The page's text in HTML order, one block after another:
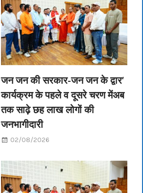
जन जन की सरकार-जन जन के द्वार’
कार्यक्रम के पहले व दूसरे चरण मेंअब
तक साढ़े छह लाख लोगों की
जनभागीदारी
02/08/2026